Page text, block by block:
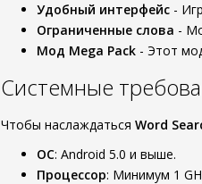
Удобный интерфейс -
Ограниченные слова -
Мод Mega Pack - Этот
Системные
Чтобы наслаждаться Word
ОС: Android 5.0 и выше.
Процессор: Минимум 1